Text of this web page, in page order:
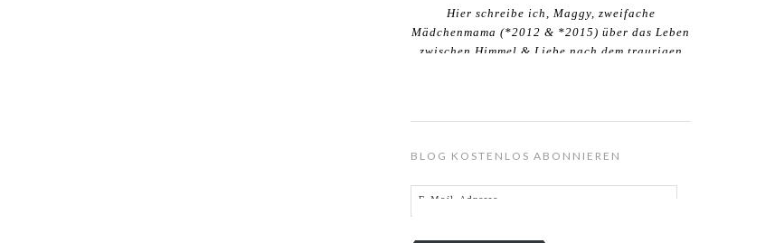
Hier schreibe ich, Maggy, zweifache
Mädchenmama (*2012 & *2015) über das Leben
zwischen Himmel & Liebe nach dem traurigen
BLOG KOSTENLOS ABONNIEREN
E-
Mail-